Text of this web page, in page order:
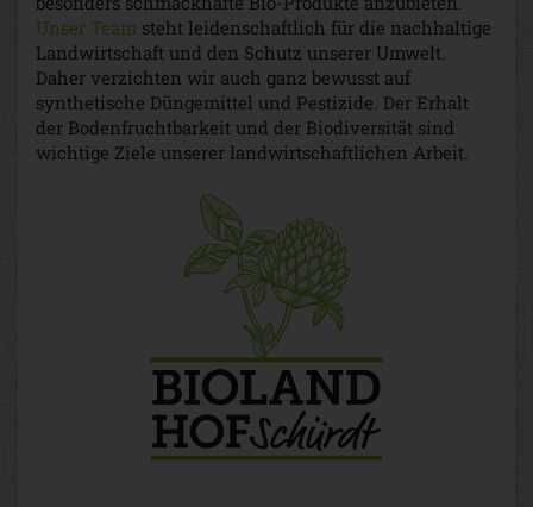
Unser Team steht leidenschaftlich für die nachhaltige
Landwirtschaft und den Schutz unserer Umwelt.
Daher verzichten wir auch ganz bewusst auf
synthetische Düngemittel und Pestizide. Der Erhalt
der Bodenfruchtbarkeit und der Biodiversität sind
wichtige Ziele unserer landwirtschaft­lichen Arbeit.